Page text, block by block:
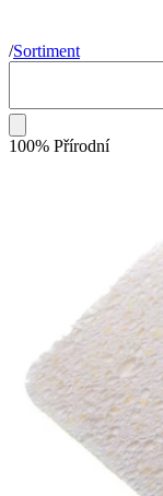
/Sortiment
100% Přírodní